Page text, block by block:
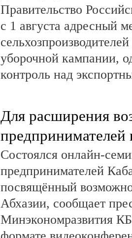
Правительство
с 1 августа адресный
уборочной кампании,
контроль над
Для расширения
предпринимателей
Состоялся онлайн-
предпринимателей
посвящённый
Абхазии, сообщает
Минэкономразвития